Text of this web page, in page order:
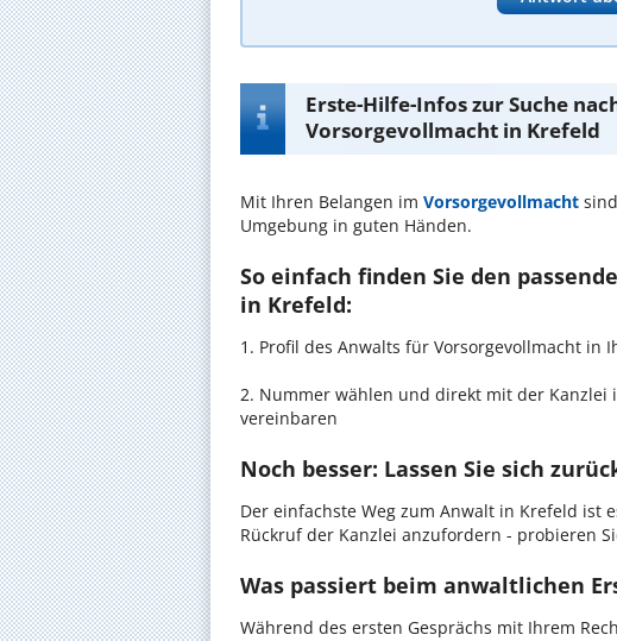
Erste-Hilfe-Infos zur Suche
Vorsorgevollmacht in Krefeld
Mit Ihren Belangen im Vorsorgevollmacht
Umgebung in guten Händen.
So einfach finden Sie den
in Krefeld:
1. Profil des Anwalts für Vorsorgevollmacht in
2. Nummer wählen und direkt mit der
vereinbaren
Noch besser: Lassen Sie sich
Der einfachste Weg zum Anwalt in Krefeld ist
Rückruf der Kanzlei anzufordern - probieren
Was passiert beim anwaltlichen
Während des ersten Gesprächs mit Ihrem